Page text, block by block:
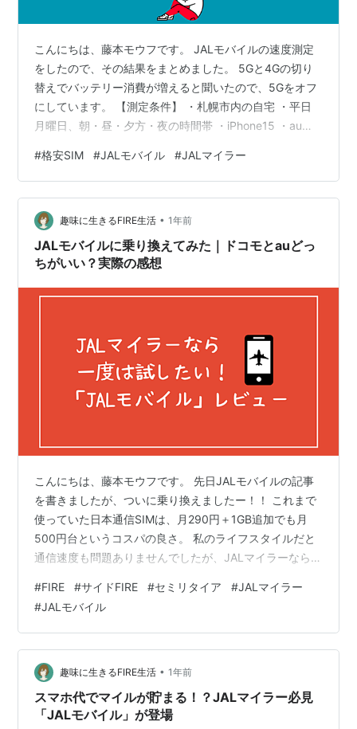
こんにちは、藤本モウフです。 JALモバイルの速度測定
をしたので、その結果をまとめました。 5Gと4Gの切り
替えでバッテリー消費が増えると聞いたので、5Gをオフ
にしています。 【測定条件】 ・札幌市内の自宅 ・平日
月曜日、朝・昼・夕方・夜の時間帯 ・iPhone15 ・au回
を使用 ※今回は「札幌市内の住宅街」にある自宅で測定
しました。 地域や建物環境によって差が出る場合があり
ますが、同じような条件の方には参考になるかと思いま
す。 時間ごとの速度チェック 用途別の速度表 Q. 昼の時
間帯は使えないの？ こんな方にJALモバイルはおす…
#格安SIM #JALモバイル #JALマイラー
趣味に生きるFIRE生活 • 1年前
JALモバイルに乗り換えてみた｜ドコモとauどっ
ちがいい？実際の感想
こんにちは、藤本モウフです。 先日JALモバイルの記事
を書きましたが、ついに乗り換えましたー！！ これまで
使っていた日本通信SIMは、月290円＋1GB追加でも月
500円台というコスパの良さ。 私のライフスタイルだと
通信速度も問題ありませんでしたが、JALマイラーなら一
思い切って乗り換え。 ありがとう日本通信。 すぐ戻るか
も知れないけどそのときはよろしく。 moufulog.com
JALモバイルどんな感じ？ 見た目は完全にIIJmio au回線
を選択 eSIMにしました 便利なMNPワンストップ方式
MNPワンストップ申し込み後、開通まで…
#FIRE #サイドFIRE #セミリタイア #JALマイラー
#JALモバイル
趣味に生きるFIRE生活 • 1年前
スマホ代でマイルが貯まる！？JALマイラー必見
「JALモバイル」が登場